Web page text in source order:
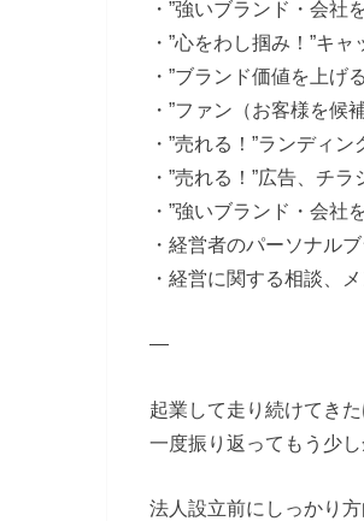
・”強いブランド・会社
・”心をわし掴み！”キ
・”ブランド価値を上げ
・”ファン（お客様を候
・”売れる！”ランディ
・”売れる！”広告、チ
・”強いブランド・会社
・経営者のパーソナル
・経営に関する相談、
—
起業して走り続けてき
一度振り返ってもう少
法人設立前にしっかり